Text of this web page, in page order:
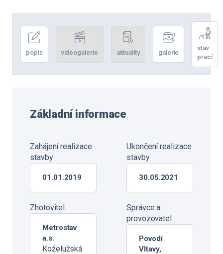
popis videogalerie aktuality galerie
stav
prací
Základní informace
Zahájení realizace
stavby
01.01.2019
Ukončení realizace
stavby
30.05.2021
Zhotovitel
Metrostav
a.s.
Koželužská
Správce a
provozovatel
Povodí
Vltavy,